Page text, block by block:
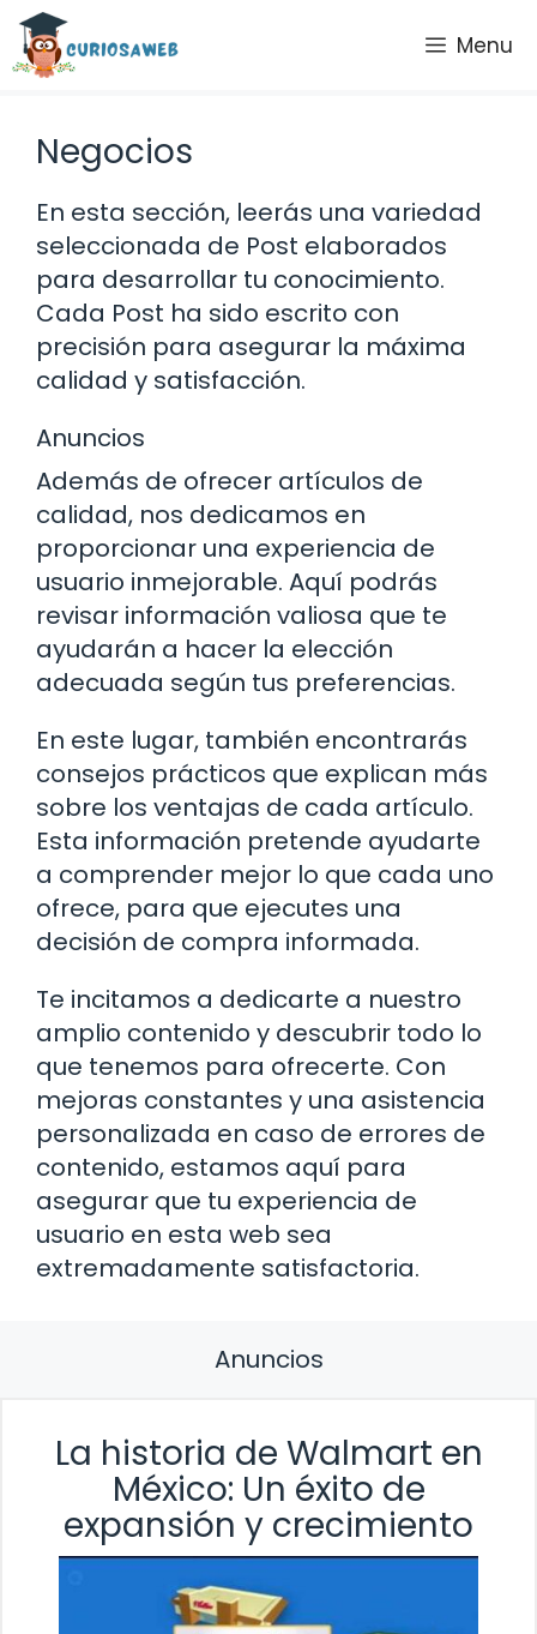
Saltar
contenido
Menu
Negocios
En esta sección, leerás una variedad
seleccionada de Post elaborados
para desarrollar tu conocimiento.
Cada Post ha sido escrito con
precisión para asegurar la máxima
calidad y satisfacción.
Anuncios
Además de ofrecer artículos de
calidad, nos dedicamos en
proporcionar una experiencia de
usuario inmejorable. Aquí podrás
revisar información valiosa que te
ayudarán a hacer la elección
adecuada según tus preferencias.
En este lugar, también encontrarás
consejos prácticos que explican más
sobre los ventajas de cada artículo.
Esta información pretende ayudarte
a comprender mejor lo que cada uno
ofrece, para que ejecutes una
decisión de compra informada.
Te incitamos a dedicarte a nuestro
amplio contenido y descubrir todo lo
que tenemos para ofrecerte. Con
mejoras constantes y una asistencia
personalizada en caso de errores de
contenido, estamos aquí para
asegurar que tu experiencia de
usuario en esta web sea
extremadamente satisfactoria.
Anuncios
La historia de Walmart en
México: Un éxito de
expansión y crecimiento